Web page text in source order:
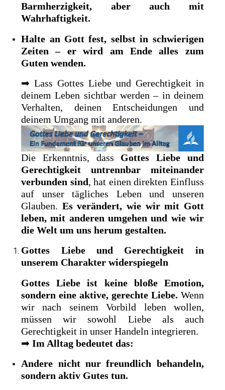
Barmherzigkeit, aber auch mit
Wahrhaftigkeit.
Halte an Gott fest, selbst in schwierigen
Zeiten – er wird am Ende alles zum
Guten wenden.
➡ Lass Gottes Liebe und Gerechtigkeit in
deinem Leben sichtbar werden – in deinem
Verhalten, deinen Entscheidungen und
deinem Umgang mit anderen.
Die Erkenntnis, dass Gottes Liebe und
Gerechtigkeit untrennbar miteinander
verbunden sind, hat einen direkten Einfluss
auf unser tägliches Leben und unseren
Glauben. Es verändert, wie wir mit Gott
leben, mit anderen umgehen und wie wir
die Welt um uns herum gestalten.
Gottes Liebe und Gerechtigkeit in
unserem Charakter widerspiegeln
Gottes Liebe ist keine bloße Emotion,
sondern eine aktive, gerechte Liebe. Wenn
wir nach seinem Vorbild leben wollen,
müssen wir sowohl Liebe als auch
Gerechtigkeit in unser Handeln integrieren.
➡Im Alltag bedeutet das:
Andere nicht nur freundlich behandeln,
sondern aktiv Gutes tun.